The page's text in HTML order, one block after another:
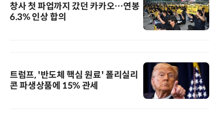
창사 첫 파업까지 갔던 카카오…연봉
6.3% 인상 합의
트럼프, '반도체 핵심 원료' 폴리실리
콘 파생상품에 15% 관세